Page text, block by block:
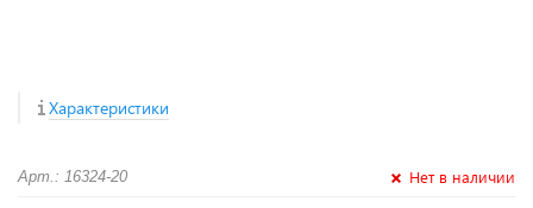
Характеристики
Арт.: 16324-20 Нет в наличии